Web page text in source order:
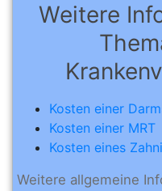
Weitere
Kosten einer
Kosten einer MRT
Kosten eines
Weitere allgemeine